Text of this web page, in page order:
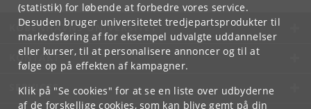
(statistik) for løbende at forbedre vores service.
Desuden bruger universitetet tredjepartsprodukter til
markedsføring af for eksempel udvalgte uddannelser
eller kurser, til at personalisere annoncer og til at
følge op på effekten af kampagner.
Klik på "Se cookies" for at se en liste over udbyderne
af de forskellige cookies, som kan blive gemt på din
KØBENHAVNS UNIVERSITET
KONTAKT
SERVICES